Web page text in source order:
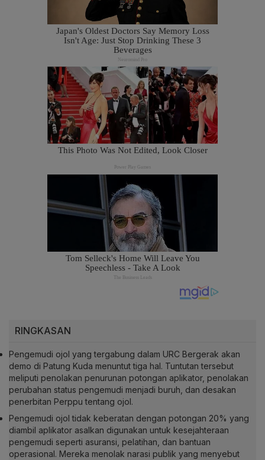
RINGKASAN
Pengemudi ojol yang tergabung dalam URC Bergerak akan
demo di Patung Kuda menuntut tiga hal. Tuntutan tersebut
meliputi penolakan penurunan potongan aplikator, penolakan
perubahan status pengemudi menjadi buruh, dan desakan
penerbitan Perppu tentang ojol.
Pengemudi ojol tidak keberatan dengan potongan 20% yang
diambil aplikator asalkan digunakan untuk kesejahteraan
pengemudi seperti asuransi, pelatihan, dan bantuan
operasional. Mereka menolak narasi publik yang menyebut